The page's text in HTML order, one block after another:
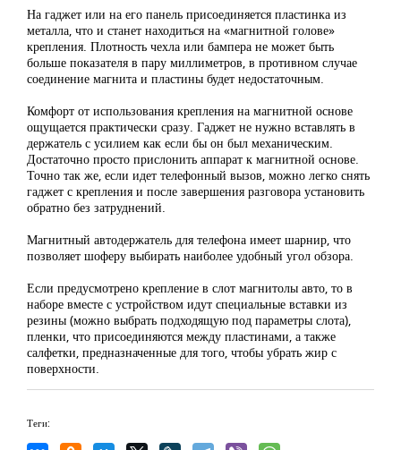
На гаджет или на его панель присоединяется пластинка из
металла, что и станет находиться на «магнитной голове»
крепления. Плотность чехла или бампера не может быть
больше показателя в пару миллиметров, в противном случае
соединение магнита и пластины будет недостаточным.
Комфорт от использования крепления на магнитной основе
ощущается практически сразу. Гаджет не нужно вставлять в
держатель с усилием как если бы он был механическим.
Достаточно просто прислонить аппарат к магнитной основе.
Точно так же, если идет телефонный вызов, можно легко снять
гаджет с крепления и после завершения разговора установить
обратно без затруднений.
Магнитный автодержатель для телефона имеет шарнир, что
позволяет шоферу выбирать наиболее удобный угол обзора.
Если предусмотрено крепление в слот магнитолы авто, то в
наборе вместе с устройством идут специальные вставки из
резины (можно выбрать подходящую под параметры слота),
пленки, что присоединяются между пластинами, а также
салфетки, предназначенные для того, чтобы убрать жир с
поверхности.
Теги: